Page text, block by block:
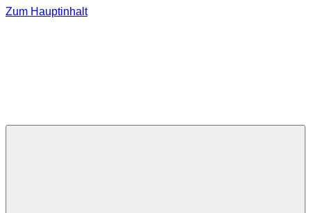
Zum Hauptinhalt